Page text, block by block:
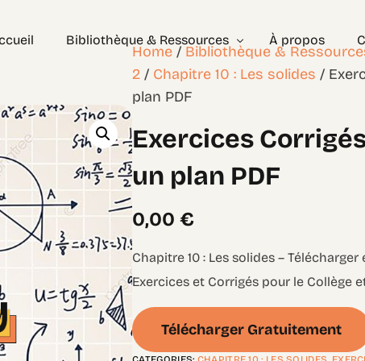
Bibliothèque & Ressources
Exercices Corrigés
– les bases Géométrie – Niveau 2
À propos
Home / Bibliothèque &
2 / Chapitre 10 : Les solides /
plan PDF
Exercices
un plan PDF
0,00€
Chapitre 10 : Les solides –
Exercices et Corrigés pour le Collège
Télécharger Gratuitement